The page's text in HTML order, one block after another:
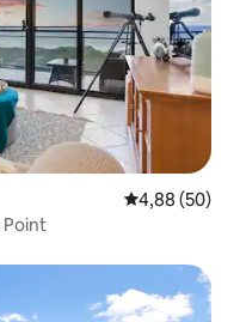
Note
4,88 (50)
Point